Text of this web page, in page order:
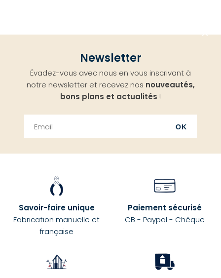
Newsletter
Évadez-vous avec nous en vous inscrivant à
notre newsletter et recevez nos nouveautés,
bons plans et actualités !
OK
Savoir-faire unique
Fabrication manuelle et
française
Paiement sécurisé
CB - Paypal - Chèque